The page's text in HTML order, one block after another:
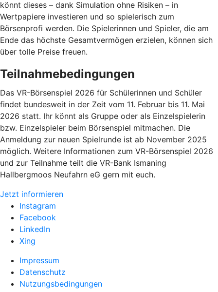
könnt dieses – dank Simulation ohne Risiken – in
Wertpapiere investieren und so spielerisch zum
Börsenprofi werden. Die Spielerinnen und Spieler, die am
Ende das höchste Gesamtvermögen erzielen, können sich
über tolle Preise freuen.
Teilnahmebedingungen
Das VR-Börsenspiel 2026 für Schülerinnen und Schüler
findet bundesweit in der Zeit vom 11. Februar bis 11. Mai
2026 statt. Ihr könnt als Gruppe oder als Einzelspielerin
bzw. Einzelspieler beim Börsenspiel mitmachen. Die
Anmeldung zur neuen Spielrunde ist ab November 2025
möglich. Weitere Informationen zum VR-Börsenspiel 2026
und zur Teilnahme teilt die VR-Bank Ismaning
Hallbergmoos Neufahrn eG gern mit euch.
Jetzt informieren
Instagram
Facebook
LinkedIn
Xing
Impressum
Datenschutz
Nutzungsbedingungen